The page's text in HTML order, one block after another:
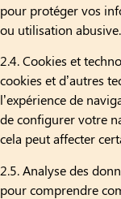
pour protéger vos
ou utilisation abusive.
2.4. Cookies et
cookies et d’autres
l’expérience de
de configurer votre
cela peut affecter
2.5. Analyse des
pour comprendre